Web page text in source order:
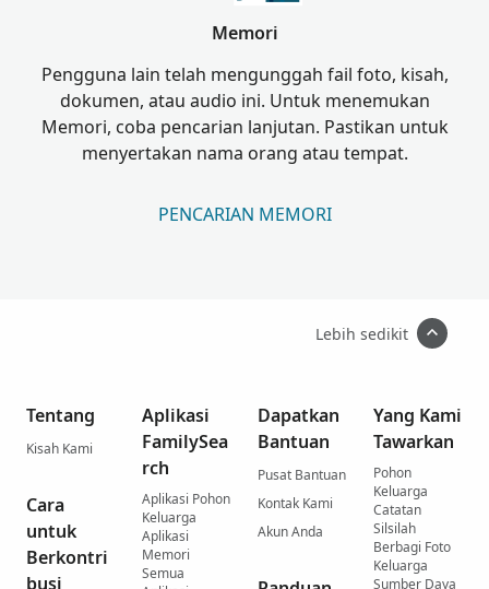
Memori
Pengguna lain telah mengunggah fail foto, kisah,
dokumen, atau audio ini. Untuk menemukan
Memori, coba pencarian lanjutan. Pastikan untuk
menyertakan nama orang atau tempat.
PENCARIAN MEMORI
Lebih sedikit
Tentang
Kisah Kami
Cara
untuk
Berkontri
busi
Aplikasi
FamilySea
rch
Aplikasi Pohon
Keluarga
Aplikasi
Memori
Semua
Dapatkan
Bantuan
Pusat Bantuan
Kontak Kami
Akun Anda
Yang Kami
Tawarkan
Pohon
Keluarga
Catatan
Silsilah
Berbagi Foto
Keluarga
Sumber Daya